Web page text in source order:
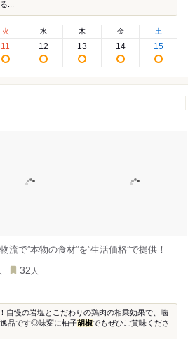
...
火
11
水
12
木
13
金
14
土
15
で”本物の食材”を”生活価格”で提供！
32 人
自慢の岩塩とこだわりの鶏肉の相乗効果で、噛
品です◎味変に柚子胡椒でもぜひご賞味くださ